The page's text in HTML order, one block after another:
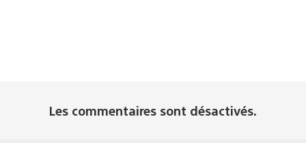
Les commentaires sont désactivés.